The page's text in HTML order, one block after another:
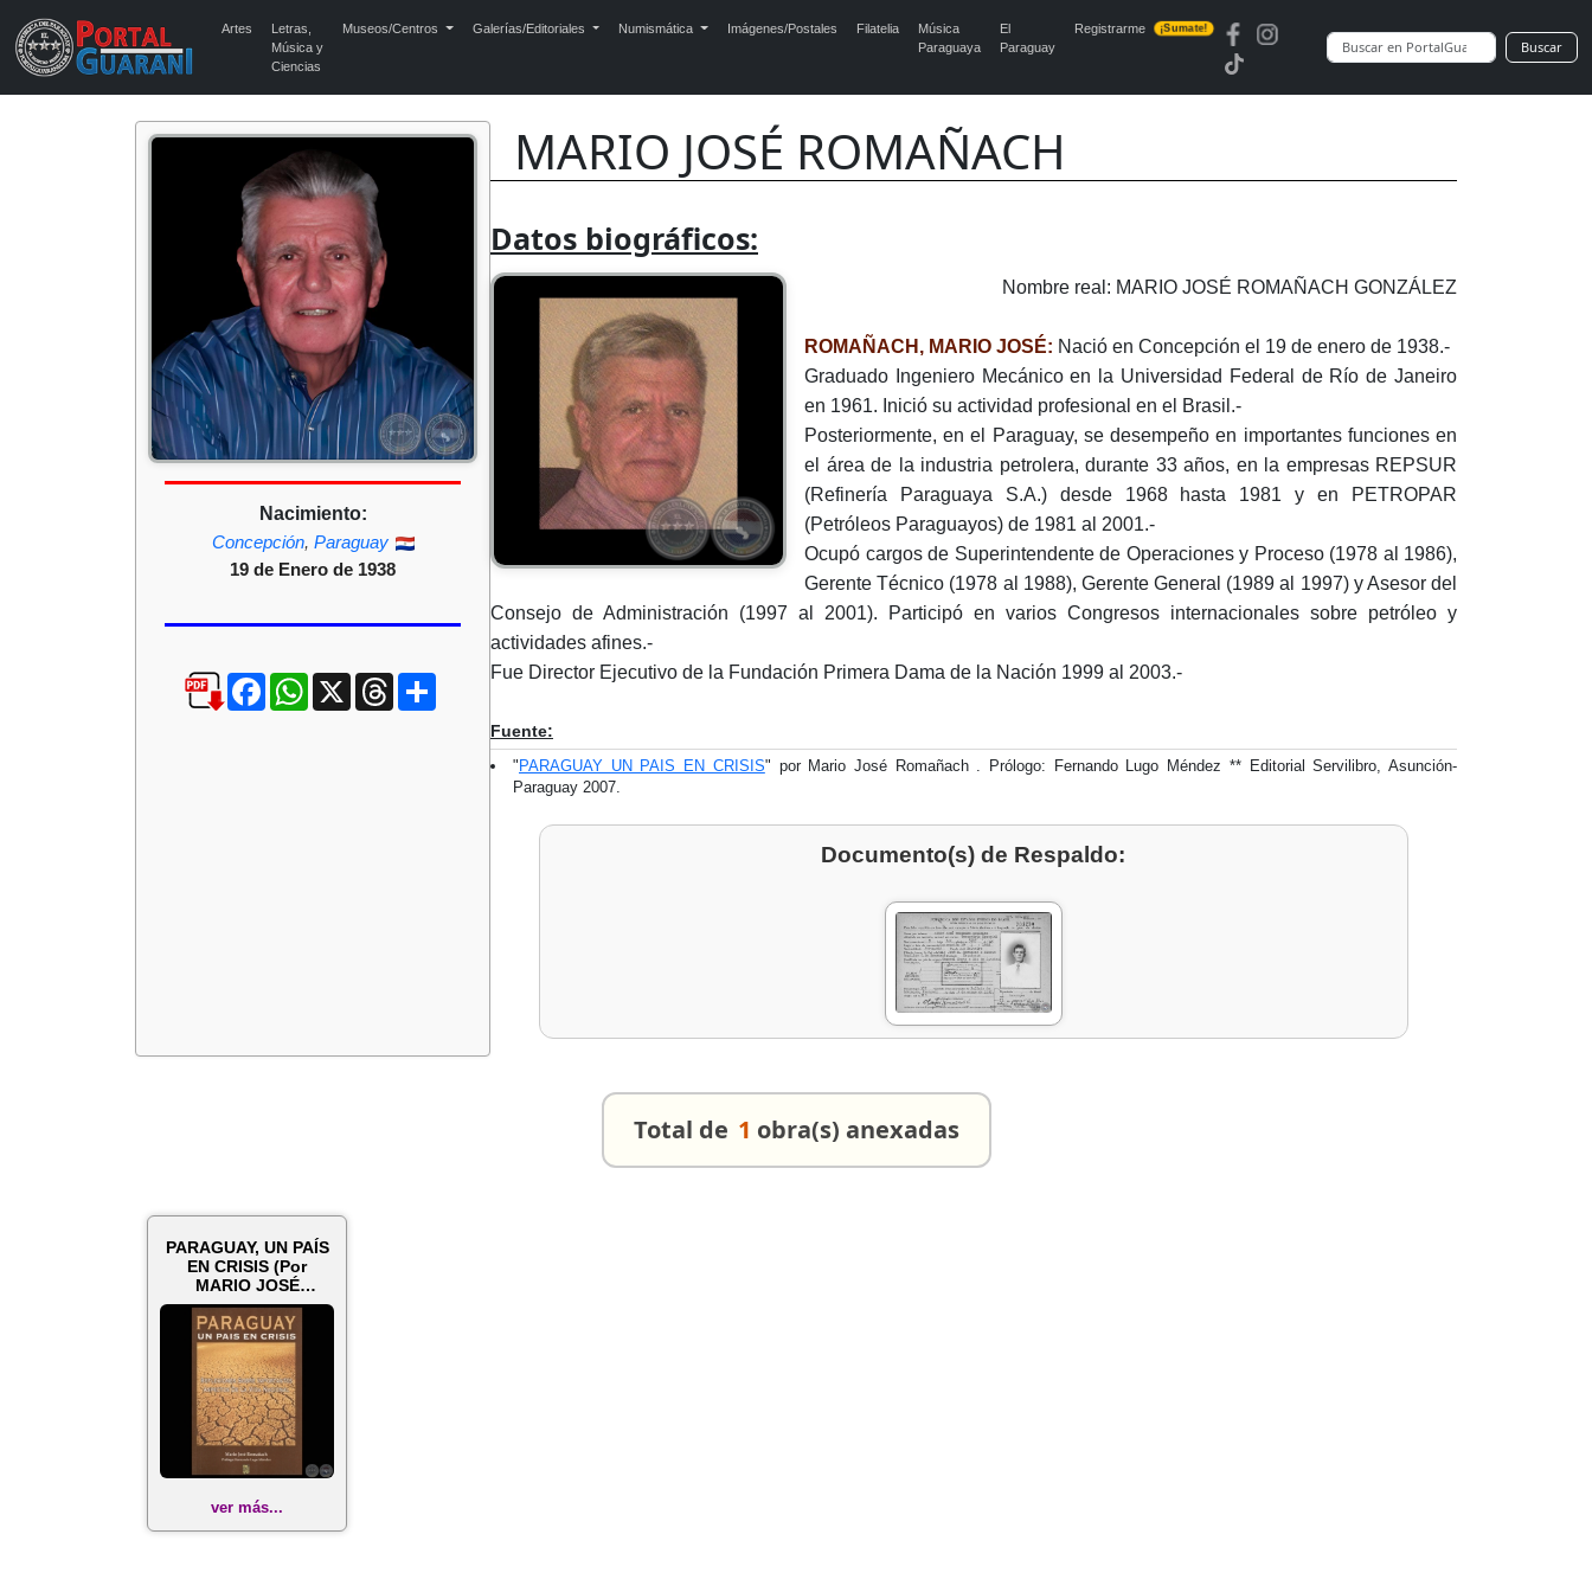
Artes
Letras,
Música y
Ciencias
Museos/Centros Galerías/Editoriales Numismática Imágenes/Postales Filatelia
Música
Paraguaya
El
Paraguay
Registrarme ¡Sumate!
Buscar
MARIO JOSÉ ROMAÑACH
Nacimiento:
Concepción, Paraguay
19 de Enero de 1938
FacebookWhatsApp
X ThreadsCompartir
Datos biográficos:
Nombre real: MARIO JOSÉ ROMAÑACH GONZÁLEZ
ROMAÑACH, MARIO JOSÉ: Nació en Concepción el 19 de enero de 1938.-
Graduado Ingeniero Mecánico en la Universidad Federal de Río de Janeiro
en 1961. Inició su actividad profesional en el Brasil.-
Posteriormente, en el Paraguay, se desempeño en importantes funciones en
el área de la industria petrolera, durante 33 años, en la empresas REPSUR
(Refinería Paraguaya S.A.) desde 1968 hasta 1981 y en PETROPAR
(Petróleos Paraguayos) de 1981 al 2001.-
Ocupó cargos de Superintendente de Operaciones y Proceso (1978 al 1986),
Gerente Técnico (1978 al 1988), Gerente General (1989 al 1997) y Asesor del
Consejo de Administración (1997 al 2001). Participó en varios Congresos internacionales sobre petróleo y
actividades afines.-
Fue Director Ejecutivo de la Fundación Primera Dama de la Nación 1999 al 2003.-
Fuente:
" PARAGUAY UN PAIS EN CRISIS" por Mario José Romañach . Prólogo: Fernando Lugo Méndez ** Editorial Servilibro, Asunción-
Paraguay 2007.
Documento(s) de Respaldo:
Total de 1 obra(s) anexadas
PARAGUAY, UN PAÍS
EN CRISIS (Por
MARIO JOSÉ
ROMAÑACH)
ver más...